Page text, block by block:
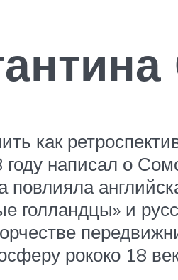
как
написал о
голландцы» и
рококо 18